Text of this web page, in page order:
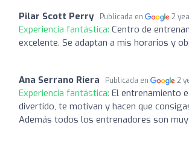
Pilar Scott Perry Publicada en 2
Experiencia fantástica: Centro de
excelente. Se adaptan a mis horarios y
Ana Serrano Riera Publicada en 2
Experiencia fantástica: El entrenamiento
divertido, te motivan y hacen que
Además todos los entrenadores son